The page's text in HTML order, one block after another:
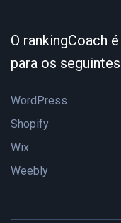
O rankingCoach
para os
WordPress
Shopify
Wix
Weebly